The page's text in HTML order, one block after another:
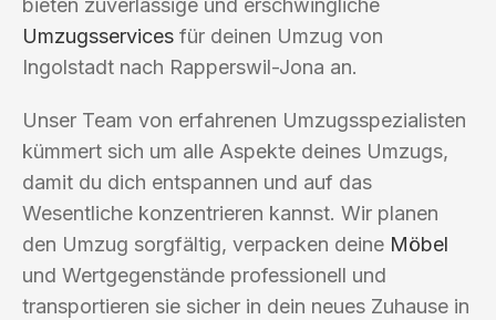
bieten zuverlässige und erschwingliche
Umzugsservices für deinen Umzug von
Ingolstadt nach Rapperswil-Jona an.
Unser Team von erfahrenen Umzugsspezialisten
kümmert sich um alle Aspekte deines Umzugs,
damit du dich entspannen und auf das
Wesentliche konzentrieren kannst. Wir planen
den Umzug sorgfältig, verpacken deine Möbel
und Wertgegenstände professionell und
transportieren sie sicher in dein neues Zuhause in